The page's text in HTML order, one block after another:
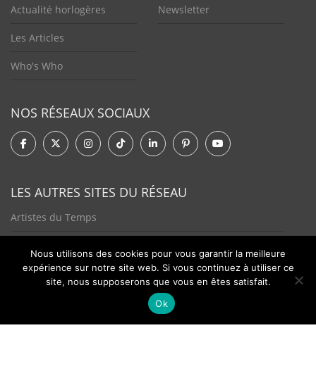
Actualité horlogères
Les Articles
Who's Who
Newsletter
NOS RÉSEAUX SOCIAUX
LES AUTRES SITES DU RÉSEAU
Artistes du Temps
Nous utilisons des cookies pour vous garantir la meilleure
expérience sur notre site web. Si vous continuez à utiliser ce
site, nous supposerons que vous en êtes satisfait.
Ok